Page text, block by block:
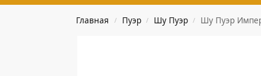
Главная / Пуэр / Шу Пуэр / Шу Пуэр